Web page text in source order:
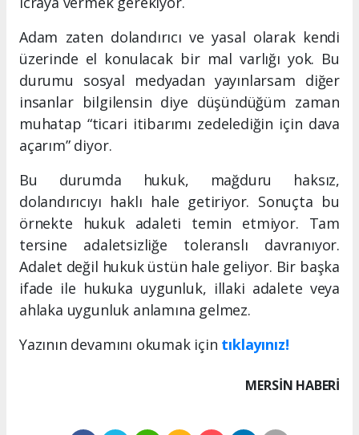
Adam zaten dolandırıcı ve yasal olarak kendi
üzerinde el konulacak bir mal varlığı yok. Bu
durumu sosyal medyadan yayınlarsam diğer
insanlar bilgilensin diye düşündüğüm zaman
muhatap “ticari itibarımı zedelediğin için dava
açarım” diyor.
Bu durumda hukuk, mağduru haksız,
dolandırıcıyı haklı hale getiriyor. Sonuçta bu
örnekte hukuk adaleti temin etmiyor. Tam
tersine adaletsizliğe toleranslı davranıyor.
Adalet değil hukuk üstün hale geliyor. Bir başka
ifade ile hukuka uygunluk, illaki adalete veya
ahlaka uygunluk anlamına gelmez.
Yazının devamını okumak için tıklayınız!
MERSIN HABERİ